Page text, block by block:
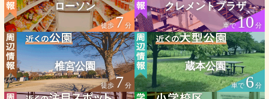
ローソン
徒歩7分
クレメントプラザ
車で10分
椎宮公園
徒歩7分
蔵本公園
車で6分